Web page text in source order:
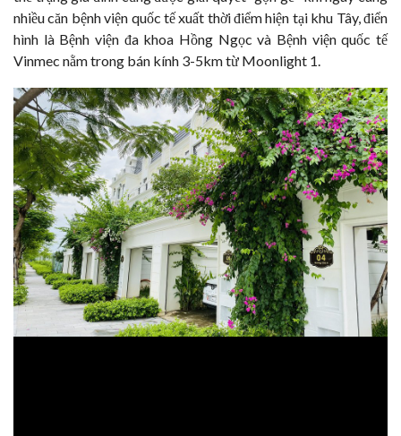
nhiều căn bệnh viện quốc tế xuất thời điểm hiện tại khu Tây, điển
hình là Bệnh viện đa khoa Hồng Ngọc và Bệnh viện quốc tế
Vinmec nằm trong bán kính 3-5km từ Moonlight 1.